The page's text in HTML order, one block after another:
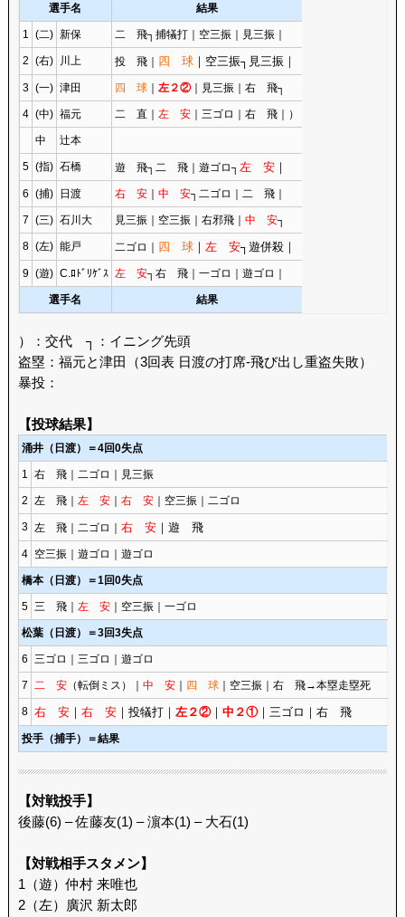
選手名 結果
1 (二) 新保 二 飛┐捕犠打｜空三振｜見三振｜
2 (右) 川上 投 飛｜ 四 球｜空三振┐見三振｜
3 (一) 津田 四 球｜ 左２②｜見三振｜右 飛┐
4 (中) 福元 二 直｜ 左 安｜三ゴロ｜右 飛｜）
中 辻本
5 (指) 石橋 遊 飛┐二 飛｜遊ゴロ┐ 左 安｜
6 (捕) 日渡 右 安｜ 中 安┐二ゴロ｜二 飛｜
7 (三) 石川大 見三振｜空三振｜右邪飛｜ 中 安┐
8 (左) 能戸 二ゴロ｜ 四 球｜ 左 安┐遊併殺｜
9 (遊) C.ﾛﾄﾞﾘｹﾞｽ 左 安┐右 飛｜一ゴロ｜遊ゴロ｜
選手名 結果
）：交代 ┐：イニング先頭
盗塁：福元と津田（3回表 日渡の打席-飛び出し重盗失敗）
暴投：
【投球結果】
涌井（日渡）＝4回0失点
1 右 飛｜二ゴロ｜見三振
2 左 飛｜ 左 安｜ 右 安｜空三振｜二ゴロ
3 左 飛｜二ゴロ｜ 右 安｜遊 飛
4 空三振｜遊ゴロ｜遊ゴロ
橋本（日渡）＝1回0失点
5 三 飛｜ 左 安｜空三振｜一ゴロ
松葉（日渡）＝3回3失点
6 三ゴロ｜三ゴロ｜遊ゴロ
7 二 安（転倒ミス）｜ 中 安｜ 四 球｜空三振｜右 飛→本塁走塁死
8 右 安｜ 右 安｜投犠打｜ 左２②｜ 中２①｜三ゴロ｜右 飛
投手（捕手）＝結果
【対戦投手】
後藤(6) – 佐藤友(1) – 濵本(1) – 大石(1)
【対戦相手スタメン】
1（遊）仲村 来唯也
2（左）廣沢 新太郎